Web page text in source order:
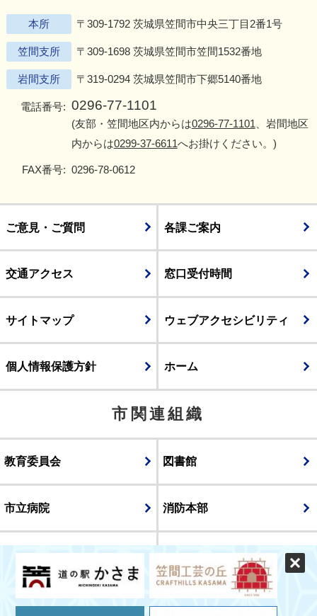
本所 〒309-1792 茨城県笠間市中央三丁目2番1号
笠間支所 〒309-1698 茨城県笠間市笠間1532番地
岩間支所 〒319-0294 茨城県笠間市下郷5140番地
電話番号: 0296-77-1101
(友部・笠間地区内からは0296-77-1101 、岩間地区
内からは0299-37-6611へお掛けください。)
FAX番号: 0296-78-0612
ご意見・ご質問 各課ご案内
交通アクセス 窓口受付時間
サイトマップ ウェブアクセシビリティ
個人情報保護方針 ホーム
市関連組織
教育委員会 図書館
市立病院 消防本部
議会
表示 スマートフォン版 パソコン版